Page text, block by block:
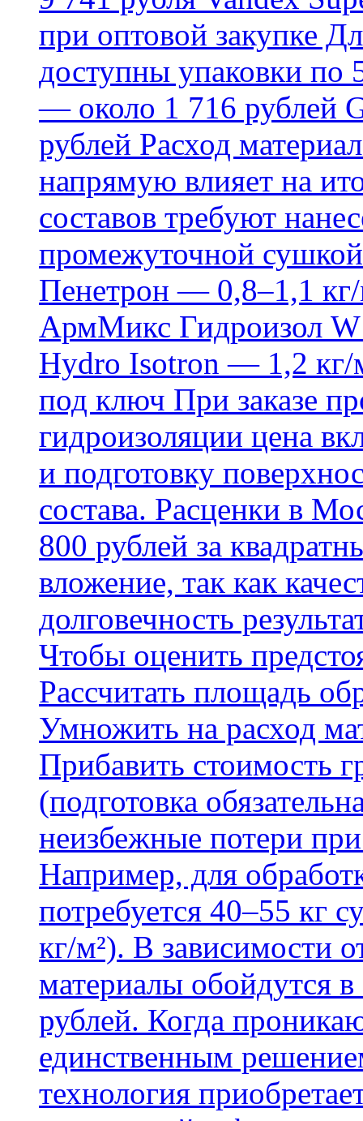
при оптовой закупке
доступны упаковки по
— около 1 716 рублей
рублей Расход
напрямую влияет на
составов требуют
промежуточной
Пенетрон — 0,8–1,1 кг/
АрмМикс Гидроизол
Hydro Isotron — 1,2 кг/
под ключ При заказе
гидроизоляции цена
и подготовку
состава. Расценки в
800 рублей за
вложение, так как
долговечность
Чтобы оценить
Рассчитать площадь
Умножить на расход
Прибавить стоимость
(подготовка
неизбежные потери
Например, для
потребуется 40–55 кг
кг/м²). В зависимости
материалы обойдутся
рублей. Когда
единственным
технология